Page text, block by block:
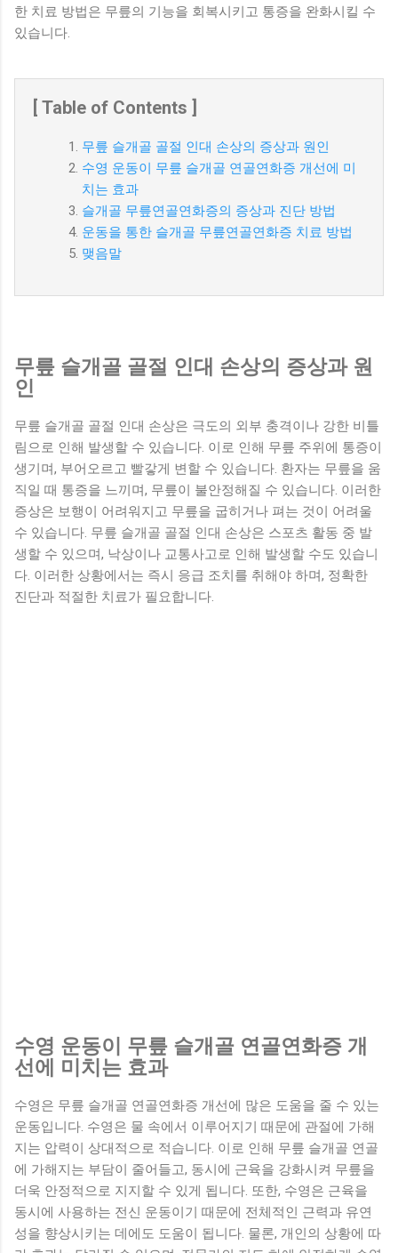
한 치료 방법은 무릎의 기능을 회복시키고 통증을 완화시킬 수
있습니다.
[ Table of Contents ]
무릎 슬개골 골절 인대 손상의 증상과 원인
수영 운동이 무릎 슬개골 연골연화증 개선에 미
치는 효과
슬개골 무릎연골연화증의 증상과 진단 방법
운동을 통한 슬개골 무릎연골연화증 치료 방법
맺음말
무릎 슬개골 골절 인대 손상의 증상과 원
인
무릎 슬개골 골절 인대 손상은 극도의 외부 충격이나 강한 비틀
림으로 인해 발생할 수 있습니다. 이로 인해 무릎 주위에 통증이
생기며, 부어오르고 빨갛게 변할 수 있습니다. 환자는 무릎을 움
직일 때 통증을 느끼며, 무릎이 불안정해질 수 있습니다. 이러한
증상은 보행이 어려워지고 무릎을 굽히거나 펴는 것이 어려울
수 있습니다. 무릎 슬개골 골절 인대 손상은 스포츠 활동 중 발
생할 수 있으며, 낙상이나 교통사고로 인해 발생할 수도 있습니
다. 이러한 상황에서는 즉시 응급 조치를 취해야 하며, 정확한
진단과 적절한 치료가 필요합니다.
수영 운동이 무릎 슬개골 연골연화증 개
선에 미치는 효과
수영은 무릎 슬개골 연골연화증 개선에 많은 도움을 줄 수 있는
운동입니다. 수영은 물 속에서 이루어지기 때문에 관절에 가해
지는 압력이 상대적으로 적습니다. 이로 인해 무릎 슬개골 연골
에 가해지는 부담이 줄어들고, 동시에 근육을 강화시켜 무릎을
더욱 안정적으로 지지할 수 있게 됩니다. 또한, 수영은 근육을
동시에 사용하는 전신 운동이기 때문에 전체적인 근력과 유연
성을 향상시키는 데에도 도움이 됩니다. 물론, 개인의 상황에 따